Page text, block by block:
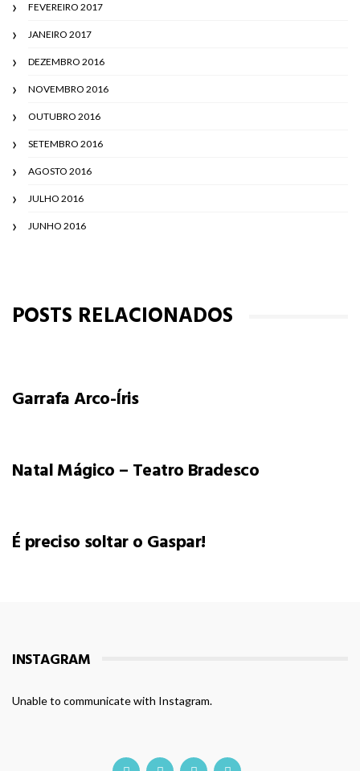
FEVEREIRO 2017
JANEIRO 2017
DEZEMBRO 2016
NOVEMBRO 2016
OUTUBRO 2016
SETEMBRO 2016
AGOSTO 2016
JULHO 2016
JUNHO 2016
POSTS RELACIONADOS
Garrafa Arco-Íris
Natal Mágico – Teatro Bradesco
É preciso soltar o Gaspar!
INSTAGRAM
Unable to communicate with Instagram.